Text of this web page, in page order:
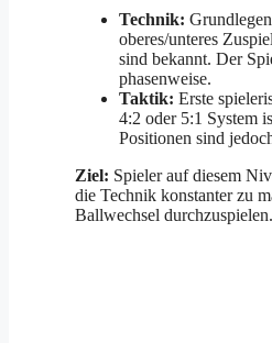
Technik:
oberes/unteres
sind bekannt. Der
phasenweise.
Taktik: Erste
4:2 oder 5:1 System
Positionen sind
Ziel: Spieler auf diesem
die Technik konstanter zu
Ballwechsel durchzuspielen.